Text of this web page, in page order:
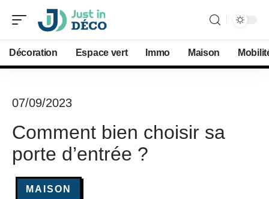
Décoration Espace vert Immo Maison
07/09/2023
Comment bien choisir sa
porte d’entrée ?
MAISON